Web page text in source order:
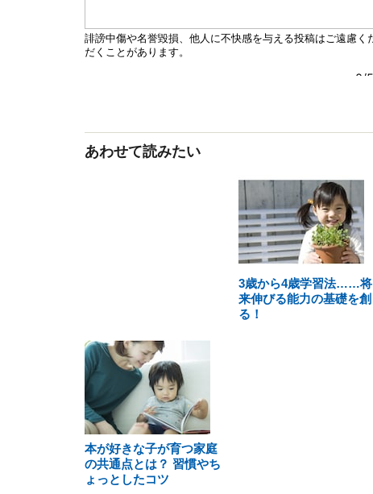
あわせて読みたい
3歳から4歳学習法……将
来伸びる能力の基礎を創
る！
本が好きな子が育つ家庭
の共通点とは？ 習慣やち
ょっとしたコツ